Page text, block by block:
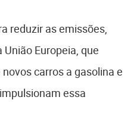
reduzir as emissões,
Europeia, que
carros a gasolina e
essa